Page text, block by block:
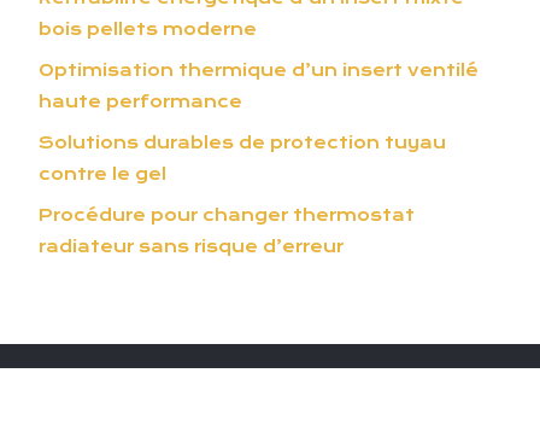
bois pellets moderne
Optimisation thermique d’un insert ventilé
haute performance
Solutions durables de protection tuyau
contre le gel
Procédure pour changer thermostat
radiateur sans risque d’erreur